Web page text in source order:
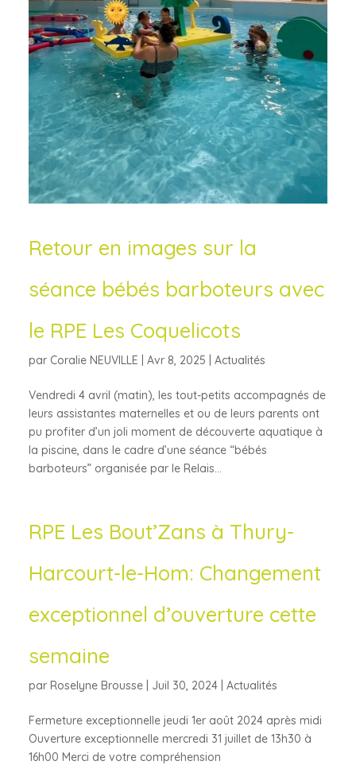
Retour en images sur la
séance bébés barboteurs avec
le RPE Les Coquelicots
par Coralie NEUVILLE Avr 8, 2025 Actualités
Vendredi 4 avril (matin), les tout-petits accompagnés de
leurs assistantes maternelles et ou de leurs parents ont
pu profiter d’un joli moment de découverte aquatique à
la piscine, dans le cadre d’une séance “bébés
barboteurs” organisée par le Relais...
RPE Les Bout’Zans à Thury-
Harcourt-le-Hom: Changement
exceptionnel d’ouverture cette
semaine
par Roselyne Brousse| Juil 30, 2024| Actualités
Fermeture exceptionnelle jeudi 1er août 2024 après midi
Ouverture exceptionnelle mercredi 31 juillet de 13h30 à
16h00 Merci de votre compréhension